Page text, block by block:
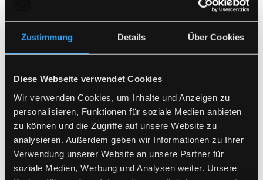
Zustimmung Details Über Cookies
Diese Webseite verwendet Cookies
Wir verwenden Cookies, um Inhalte und Anzeigen zu
personalisieren, Funktionen für soziale Medien anbieten
zu können und die Zugriffe auf unsere Website zu
analysieren. Außerdem geben wir Informationen zu Ihrer
Verwendung unserer Website an unsere Partner für
soziale Medien, Werbung und Analysen weiter. Unsere
KidZ in Frankfurt am Main
Das Kinderzentrum steht allen betroffenen Eltern,
Beratung, Diagnostik, Therapie sowie zur
interdisziplinären Zusammenarbeit zur Verfügung. Die
Vernetzung der am betroffenen Kind Beteiligten ist
unser zentrales Anliegen.
Das wahrnehmungsgestörte Kind und seine Familie